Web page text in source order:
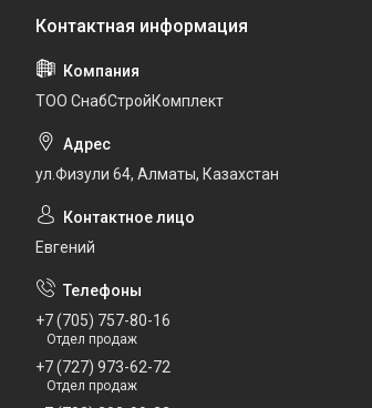
ТОО СнабСтройКомплект
ул.Физули 64, Алматы, Казахстан
Евгений
+7 (705) 757-80-16
Отдел продаж
+7 (727) 973-62-72
Отдел продаж